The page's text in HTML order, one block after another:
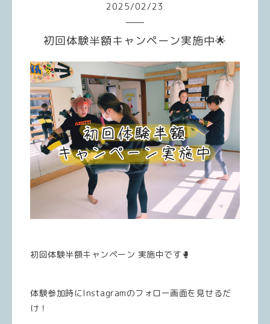
2025/02/23
初回体験半額キャンペーン実施中🌟
初回体験半額キャンペーン 実施中です🥊
体験参加時にInstagramのフォロー画面を見せるだ
け！